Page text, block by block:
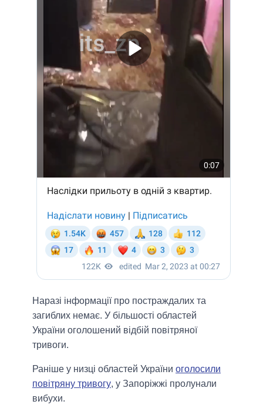
Наразі інформації про постраждалих та
загиблих немає. У більшості областей
України оголошений відбій повітряної
тривоги.
Раніше у низці областей України оголосили
повітряну тривогу, у Запоріжжі пролунали
вибухи.